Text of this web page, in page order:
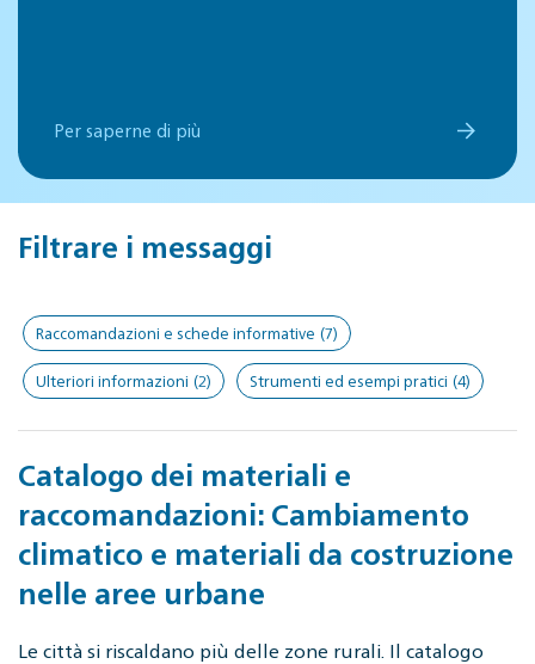
Per saperne di più
Filtrare i messaggi
Raccomandazioni e schede informative (7)
Ulteriori informazioni (2) Strumenti ed esempi pratici (4)
Catalogo dei materiali e
raccomandazioni: Cambiamento
climatico e materiali da costruzione
nelle aree urbane
Le città si riscaldano più delle zone rurali. Il catalogo